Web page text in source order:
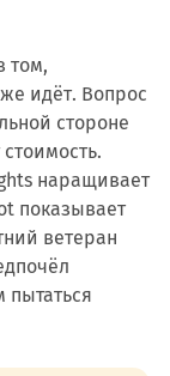
том,
идёт. Вопрос
стороне
наращивает
показывает
ветеран
пытаться